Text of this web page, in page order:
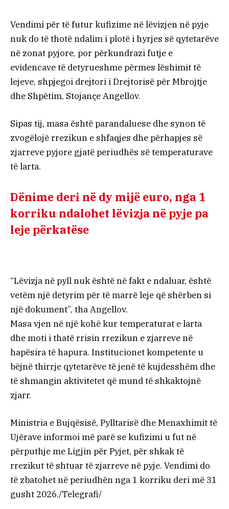
Vendimi për të futur kufizime në lëvizjen në pyje
nuk do të thotë ndalim i plotë i hyrjes së qytetarëve
në zonat pyjore, por përkundrazi futje e
evidencave të detyrueshme përmes lëshimit të
lejeve, shpjegoi drejtori i Drejtorisë për Mbrojtje
dhe Shpëtim, Stojançe Angellov.
Sipas tij, masa është parandaluese dhe synon të
zvogëlojë rrezikun e shfaqjes dhe përhapjes së
zjarreve pyjore gjatë periudhës së temperaturave
të larta.
Dënime deri në dy mijë euro, nga 1
korriku ndalohet lëvizja në pyje pa
leje përkatëse
“Lëvizja në pyll nuk është në fakt e ndaluar, është
vetëm një detyrim për të marrë leje që shërben si
një dokument”, tha Angellov.
Masa vjen në një kohë kur temperaturat e larta
dhe moti i thatë rrisin rrezikun e zjarreve në
hapësira të hapura. Institucionet kompetente u
bëjnë thirrje qytetarëve të jenë të kujdesshëm dhe
të shmangin aktivitetet që mund të shkaktojnë
zjarr.
Ministria e Bujqësisë, Pylltarisë dhe Menaxhimit të
Ujërave informoi më parë se kufizimi u fut në
përputhje me Ligjin për Pyjet, për shkak të
rrezikut të shtuar të zjarreve në pyje. Vendimi do
të zbatohet në periudhën nga 1 korriku deri më 31
gusht 2026./Telegrafi/